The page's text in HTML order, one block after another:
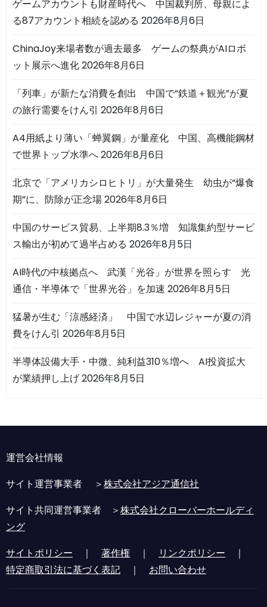
ゲームアカウントも財産時代へ 中国裁判所、母親によ
る87アカウント相続を認める 2026年8月6日
ChinaJoy来場者数が過去最多 ゲームの祭典がAIロボ
ット展示へ進化2026年8月6日
「列車」が新たな消費を創出 中国で“鉄道＋観光”が夏
の旅行需要をけん引 2026年8月6日
A4用紙より薄い「蝉翼鋼」が量産化 中国、高機能鋼材
で世界トップ水準へ2026年8月6日
北京で「アメリカシロヒトリ」が大量発生 幼虫が“爆食
期”に、防除が正念場2026年8月6日
中国のサービス貿易、上半期8.3％増 知識集約型サービ
ス輸出が初めて過半占める 2026年8月5日
AI時代の中核拠点へ 武漢「光谷」が世界を照らす 光
通信・半導体で「世界光谷」を加速 2026年8月5日
猛暑が生む「涼感経済」 中国で水辺レジャーが夏の消
費をけん引 2026年8月5日
半導体設備大手・中微、純利益310％増へ AI投資拡大
が業績押し上げ2026年8月5日
運営会社情報
サイト運営事業者 ＞株式会社アジア通信社
サイト共同運営事業者 ＞株式会社クローバーホールディ
ング
サイトポリシー ｜ 著作権 ｜ リンクポリシー ｜
特定商取引法に基づく表記 ｜ お問い合わせ